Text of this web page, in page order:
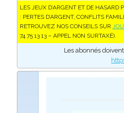
LES JEUX D’ARGENT ET DE HASARD
: PERTES D’ARGENT, CONFLITS
RETROUVEZ NOS CONSEILS SUR
74 75 13 13 – APPEL NON SURTAXÉ).
Les abonnés